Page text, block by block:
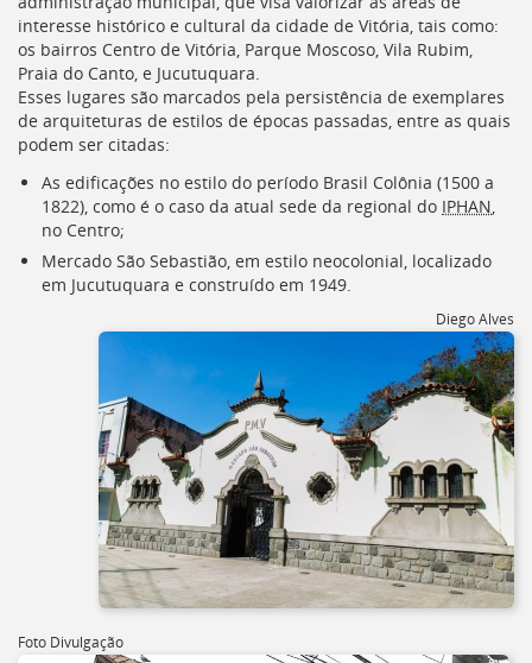
a
página
de
legislação
[]
Ir
a
listagem
de
notícias
[]
página
o
interesse histórico e cultural da cidade de Vitória, tais como:
os bairros Centro de Vitória, Parque Moscoso, Vila Rubim,
Praia do Canto, e Jucutuquara.
Esses lugares são marcados pela persistência de exemplares
de arquiteturas de estilos de épocas passadas, entre as quais
podem ser citadas:
As edificações no estilo do período Brasil Colônia (1500 a
1822), como é o caso da atual sede da regional do IPHAN
no Centro;
Mercado São Sebastião, em estilo neocolonial, localizado
em Jucutuquara e construído em 1949.
Diego Alves
Foto Divulgação